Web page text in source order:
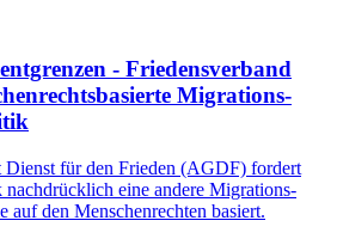
- Friedensverband
Migrations-
Dienst für den Frieden (AGDF) fordert
eine andere Migrations-
den Menschenrechten basiert.